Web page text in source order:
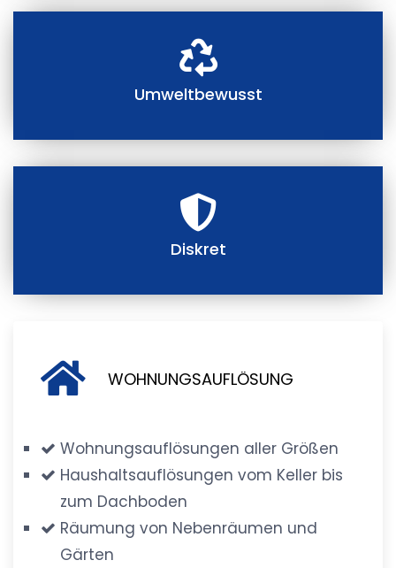
Umweltbewusst
Diskret
WOHNUNGSAUFLÖSUNG
Wohnungsauflösungen aller Größen
Haushaltsauflösungen vom Keller bis
zum Dachboden
Räumung von Nebenräumen und
Gärten